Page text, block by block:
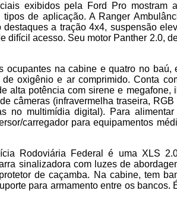
exibidos pela Ford Pro mostram
tipos de aplicação. A Ranger
destaques a tração 4x4, suspensão
difícil acesso. Seu motor Panther 2.0,
ocupantes na cabine e quatro no
oxigênio e ar comprimido. Conta
alta potência com sirene e
câmeras (infravermelha traseira,
no multimídia digital). Para
carregador para equipamentos
Rodoviária Federal é uma XLS
sinalizadora com luzes de
de caçamba. Na cabine, tem
para armamento entre os